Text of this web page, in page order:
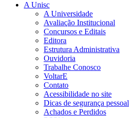
A Unisc
A Universidade
Avaliação Institucional
Concursos e Editais
Editora
Estrutura Administrativa
Ouvidoria
Trabalhe Conosco
VoltarE
Contato
Acessibilidade no site
Dicas de segurança pessoal
Achados e Perdidos